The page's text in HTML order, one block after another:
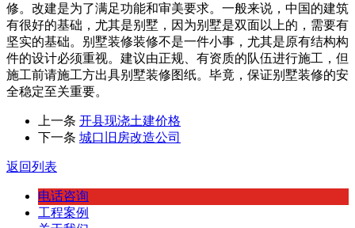
修。改建是为了满足功能和审美要求。一般来说，中国的建筑
有很好的基础，尤其是别墅，因为别墅是双面以上的，需要有
坚实的基础。别墅装修装修不是一件小事，尤其是原有结构构
件的设计必须重视。建议由正规、有资质的队伍进行施工，但
施工前请施工方出具别墅装修图纸。毕竟，保证别墅装修的安
全稳定至关重要。
上一条 开县现浇土建价格
下一条 城口旧房改造公司
返回列表
电话咨询
工程案例